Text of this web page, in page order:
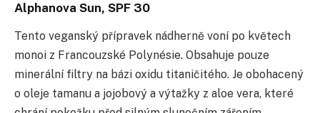
Alphanova Sun, SPF 30
Tento veganský přípravek nádherně voní po květech
monoi z Francouzské Polynésie. Obsahuje pouze
minerální filtry na bázi oxidu titaničitého. Je obohacený
o oleje tamanu a jojobový a výtažky z aloe vera, které